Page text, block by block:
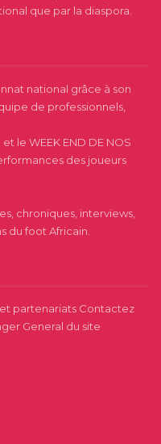
que par la diaspora.
national grâce à son
de professionnels,
et le WEEK END DE NOS
des joueurs
chroniques, interviews,
du foot Africain.
partenariats Contactez
General du site